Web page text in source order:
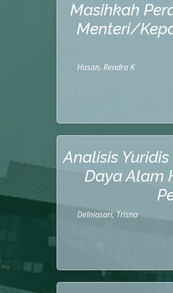
Masihkah
Menteri/
Hasan, Rendra K
Analisis
Daya Alam
Delniasari, Trisna